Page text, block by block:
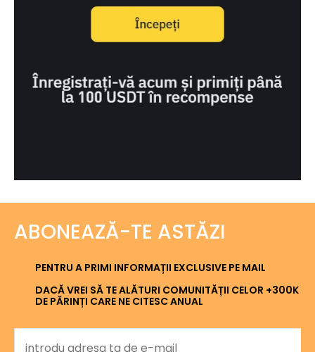
ABONEAZĂ-TE ASTĂZI
PENTRU A PRIMI INFORMAȚII EXCLUSIVE PE MAIL
DACĂ VREI SĂ TE ALĂTURI COMUNITĂȚII CELOR +300K
DE PĂRINȚI CARE NE CITESC ANUAL